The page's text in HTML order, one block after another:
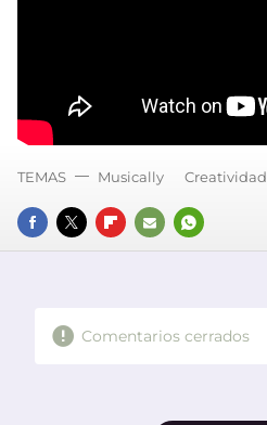
FACEBOOK
TWITTERFLIPBOARD
E-
WHATSAPP
TEMAS Musically Creatividad
Comentarios cerrados